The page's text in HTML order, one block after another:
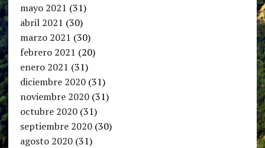
mayo 2021 (31)
abril 2021 (30)
marzo 2021 (30)
febrero 2021 (20)
enero 2021 (31)
diciembre 2020(31)
noviembre 2020(31)
octubre 2020(31)
septiembre 2020(30)
agosto 2020(31)